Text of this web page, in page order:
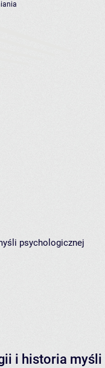
psychologicznej
i historia